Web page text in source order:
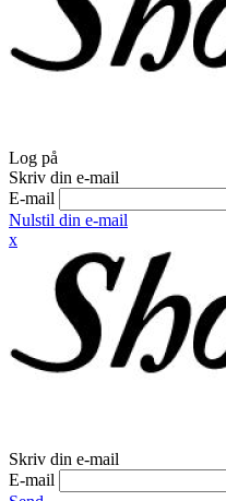
Log på
Skriv din e-mail
E-mail
Nulstil din e-mail
x
Skriv din e-mail
E-mail